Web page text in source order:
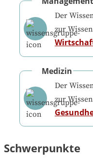
Der
zur
Medizin
Der
zur
Schwerpunkte